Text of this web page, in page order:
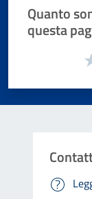
Quanto
questa
Valuta da 1 a